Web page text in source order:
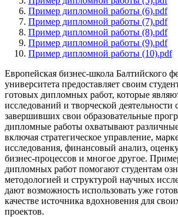
Пример дипломной работы (6).pdf
Пример дипломной работы (7).pdf
Пример дипломной работы (8).pdf
Пример дипломной работы (9).pdf
Пример дипломной работы (10).pdf
Европейская бизнес-школа Балтийского
университета предоставляет своим
готовых дипломных работ, которые
исследований и творческой деятельности
завершивших свои образовательные
дипломные работы охватывают
включая стратегическое управление,
исследования, финансовый анализ,
бизнес-процессов и многое другое.
дипломных работ помогают студентам
методологией и структурой научных
дают возможность использовать уже
качестве источника вдохновения для
проектов.